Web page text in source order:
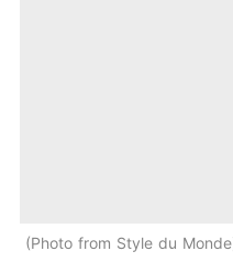
Photo from Style du Monde